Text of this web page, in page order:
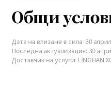
Общи
Дата на влизане в сила: 30
Последна актуализация: 30
Доставчик на услуги: LINGHAN